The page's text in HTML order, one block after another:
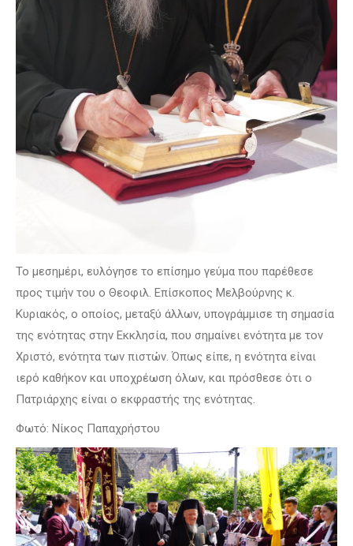
Το μεσημέρι, ευλόγησε το επίσημο γεύμα που παρέθεσε
προς τιμήν του ο Θεοφιλ. Επίσκοπος Μελβούρνης κ.
Κυριακός, ο οποίος, μεταξύ άλλων, υπογράμμισε τη σημασία
της ενότητας στην Εκκλησία, που σημαίνει ενότητα με τον
Χριστό, ενότητα των πιστών. Όπως είπε, η ενότητα είναι
ιερό καθήκον και υποχρέωση όλων, και πρόσθεσε ότι ο
Πατριάρχης είναι ο εκφραστής της ενότητας.
Φωτό: Νίκος Παπαχρήστου